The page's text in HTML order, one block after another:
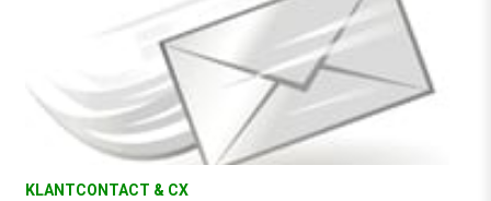
KLANTCONTACT & CX